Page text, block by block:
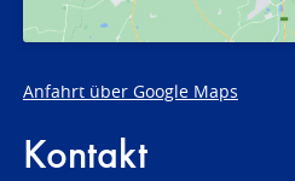
Anfahrt über Google Maps
Kontakt